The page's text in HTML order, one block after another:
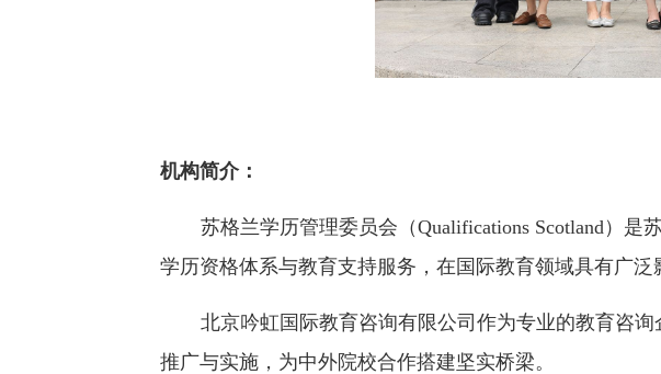
机构简介：
苏格兰学历管理委员会（Qualifications Scotland）
学历资格体系与教育支持服务，在国际教育领域具有广泛
北京吟虹国际教育咨询有限公司作为专业的教育咨
推广与实施，为中外院校合作搭建坚实桥梁。